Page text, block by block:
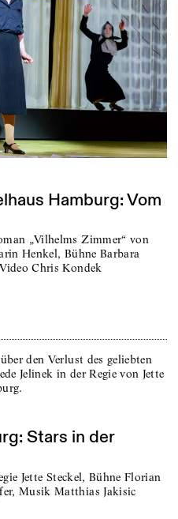
Hamburg: Vom
„Vilhelms Zimmer“ von
Henkel, Bühne Barbara
Chris Kondek
Stars in der
Jette Steckel, Bühne Florian
Musik Matthias Jakisic